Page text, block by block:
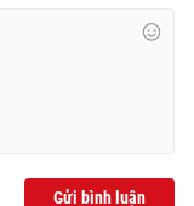
Gửi bình luận